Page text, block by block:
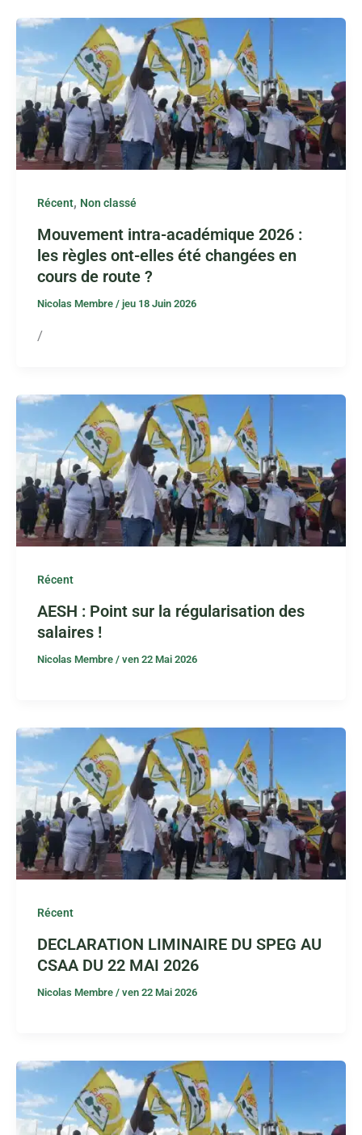
Récent, Non classé
Mouvement intra-académique 2026 :
les règles ont-elles été changées en
cours de route ?
Nicolas Membre / jeu 18 Juin 2026
/
Récent
AESH : Point sur la régularisation des
salaires !
Nicolas Membre / ven 22 Mai 2026
Récent
DECLARATION LIMINAIRE DU SPEG AU
CSAA DU 22 MAI 2026
Nicolas Membre / ven 22 Mai 2026